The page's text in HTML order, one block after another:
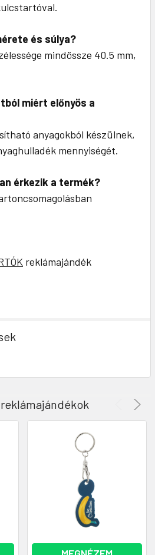
és súlya?
mindössze 40.5 mm,
miért előnyös a
anyagokból készülnek,
mennyiségét.
érkezik a termék?
reklámajándék